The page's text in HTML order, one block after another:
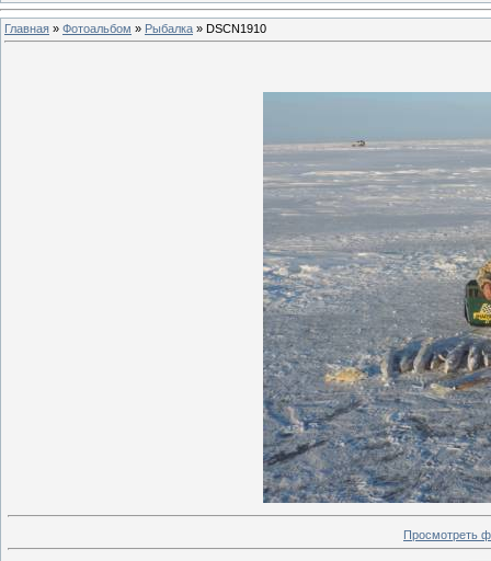
Главная » Фотоальбом » Рыбалка » DSCN1910
Просмотреть